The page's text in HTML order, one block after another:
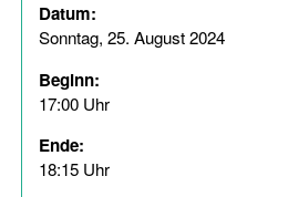
Datum:
Sonntag, 25. August 2024
Beginn:
17:00 Uhr
Ende:
18:15 Uhr